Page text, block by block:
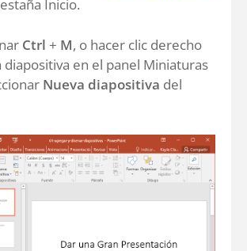
Inicio.
Ctrl + M, o hacer clic derecho
diapositiva en el panel Miniaturas
Nueva diapositiva del